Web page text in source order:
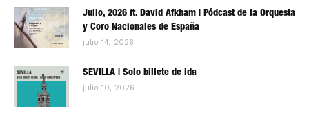
Julio, 2026 ft. David Afkham | Pódcast de la Orquesta
y Coro Nacionales de España
julio 14, 2026
SEVILLA | Solo billete de ida
julio 10, 2026